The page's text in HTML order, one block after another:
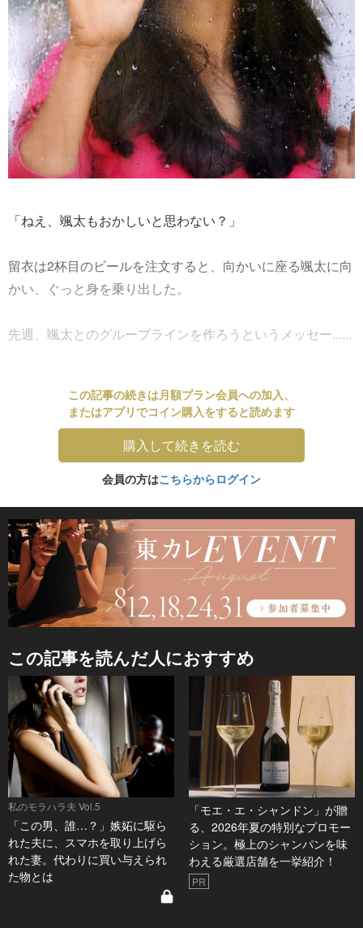
「ねえ、颯太もおかしいと思わない？」
留衣は2杯目のビールを注文すると、向かいに座る颯太に向
かい、ぐっと身を乗り出した。
先週、颯太とのグループラインを作ろうというメッセー......
この記事の続きは月額プラン会員への加入、
またはアプリでコイン購入をすると読めます
購入して続きを読む
会員の方はこちらからログイン
この記事を読んだ人におすすめ
私のモラハラ夫 Vol.5
「この男、誰…？」嫉妬に駆ら
れた夫に、スマホを取り上げら
れた妻。代わりに買い与えられ
た物とは
「モエ・エ・シャンドン」が贈
る、2026年夏の特別なプロモー
ション。極上のシャンパンを味
わえる厳選店舗を一挙紹介！
PR